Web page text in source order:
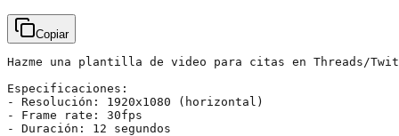
Copiar
Hazme una plantilla de video para citas en Threads/
Especificaciones:
- Resolución: 1920x1080 (horizontal)
- Frame rate: 30fps
- Duración: 12 segundos